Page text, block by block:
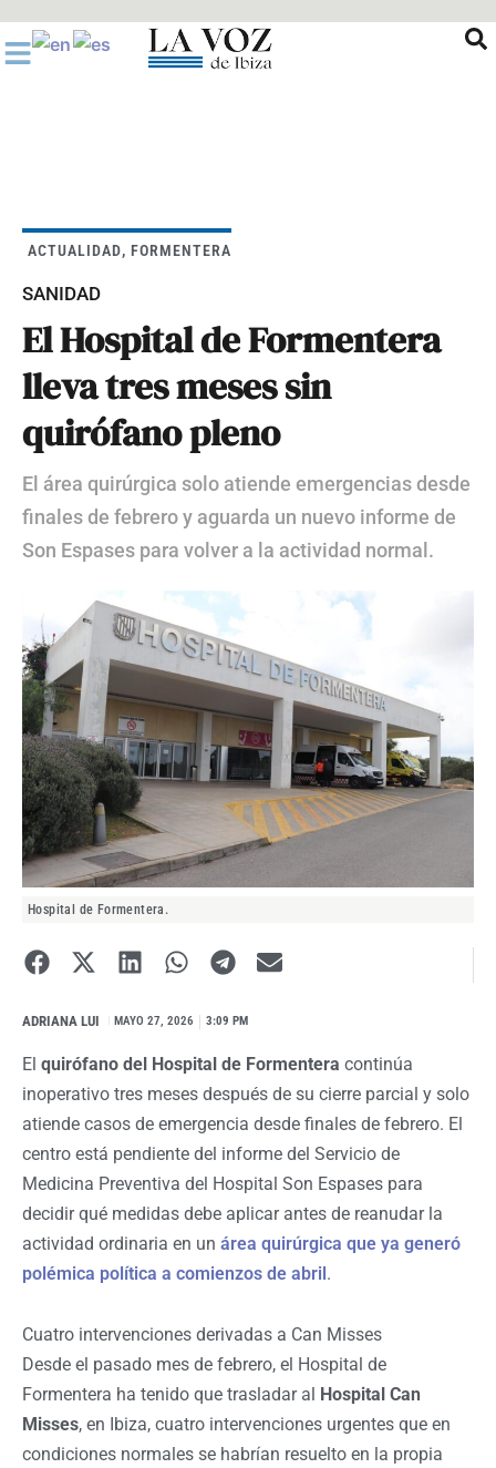
al
contenido
ACTUALIDAD, FORMENTERA
SANIDAD
El Hospital de Formentera
lleva tres meses sin
quirófano pleno
El área quirúrgica solo atiende emergencias desde
finales de febrero y aguarda un nuevo informe de
Son Espases para volver a la actividad normal.
Hospital de Formentera.
ADRIANA LUI MAYO 27, 2026 3:09 PM
El quirófano del Hospital de Formentera continúa
inoperativo tres meses después de su cierre parcial y solo
atiende casos de emergencia desde finales de febrero. El
centro está pendiente del informe del Servicio de
Medicina Preventiva del Hospital Son Espases para
decidir qué medidas debe aplicar antes de reanudar la
actividad ordinaria en un área quirúrgica que ya generó
polémica política a comienzos de abril.
Cuatro intervenciones derivadas a Can Misses
Desde el pasado mes de febrero, el Hospital de
Formentera ha tenido que trasladar al Hospital Can
Misses, en Ibiza, cuatro intervenciones urgentes que en
condiciones normales se habrían resuelto en la propia